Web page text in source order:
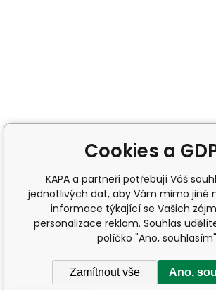
Cookies a
KAPA a partneři potřebují Váš
jednotlivých dat, aby Vám mimo jiné
informace týkající se Vašich
personalizace reklam. Souhlas
políčko "Ano,
Zamítnout vše Ano,